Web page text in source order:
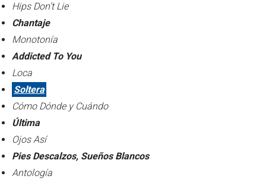
Hips Don’t Lie
Chantaje
Monotonía
Addicted To You
Loca
Soltera
Cómo Dónde y Cuándo
Última
Ojos Así
Pies Descalzos, Sueños Blancos
Antología